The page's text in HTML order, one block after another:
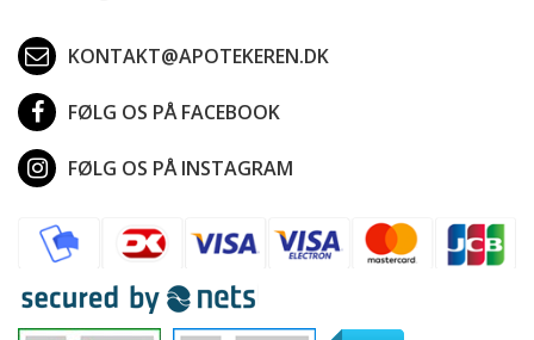
KONTAKT@APOTEKEREN.DK
FØLG OS PÅ FACEBOOK
FØLG OS PÅ INSTAGRAM